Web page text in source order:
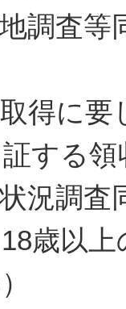
調査等
得に要
する
況調査
歳以